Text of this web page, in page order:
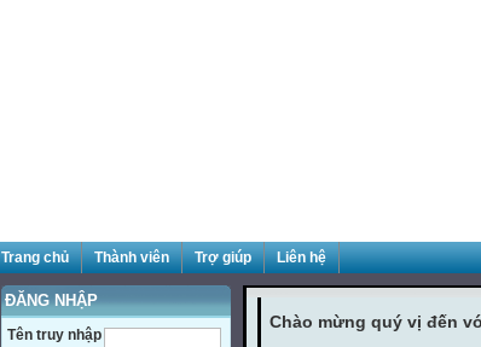
Trang chủ Thành viên Trợ giúp Liên hệ
ĐĂNG NHẬP
Tên truy nhập
Chào mừng quý vị đến